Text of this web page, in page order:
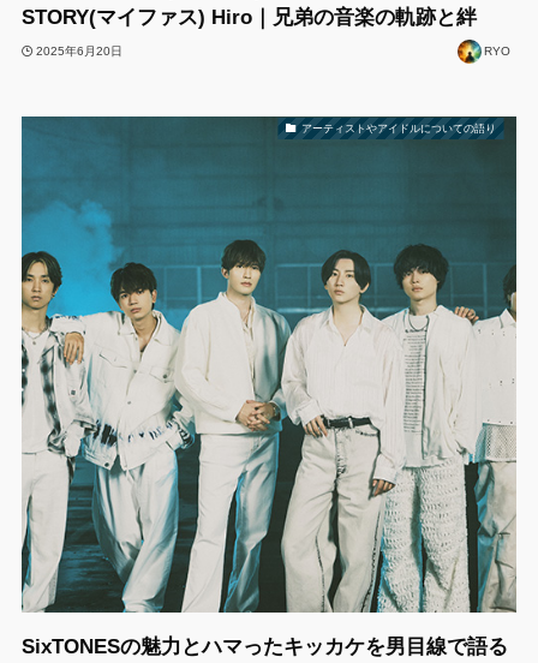
STORY(マイファス) Hiro｜兄弟の音楽の軌跡と絆
2025年6月20日 RYO
アーティストやアイドルについての語り
SixTONESの魅力とハマったキッカケを男目線で語る